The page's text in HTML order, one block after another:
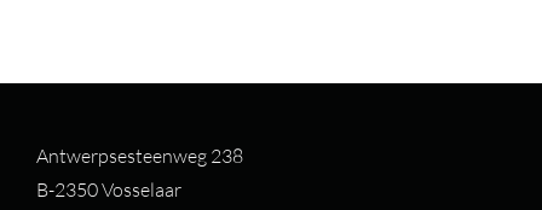
Antwerpsesteenweg 238
B-2350 Vosselaar